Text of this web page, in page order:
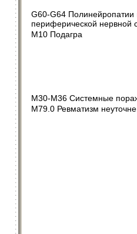
G60-G64 Полинейропатии
периферической нервной
M10 Подагра
M30-M36 Системные
M79.0 Ревматизм